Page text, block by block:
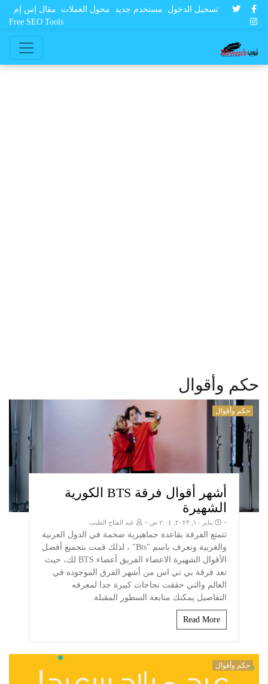
تسجيل الدخول مستخدم جديد محول العملات
مقال إس إم
Free SEO Tools
حكم وأقوال
حكم وأقوال
أشهر أقوال فرقة BTS الكورية
الشهيرة
- يناير ١٠, ٢٠٢٣, ٢:٠٤ ص - عبد الفتاح الطيب
تتمتع الفرقة بقاعدة جماهيرية ضخمة في الدول العربية
والغربية وتعرف باسم "Bts" ، لذلك قمت بتجميع أفضل
الأقوال الشهيرة الاعضاء الفريق أعضاء BTS لك، حيث
تعد فرقة بي تي اس من أشهر الفرق الموجوده في
العالم والتي حققت نجاحات كبيرة جدا لمعرفه
التفاصيل يمكنك متابعة السطور المقبلة.
Read More
حكم وأقوال